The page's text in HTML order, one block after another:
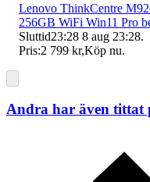
Lenovo ThinkCentre
256GB WiFi Win11 Pro
Sluttid23:28 8 aug 23:28.
Pris:2 799 kr,Köp nu.
Andra har även tittat